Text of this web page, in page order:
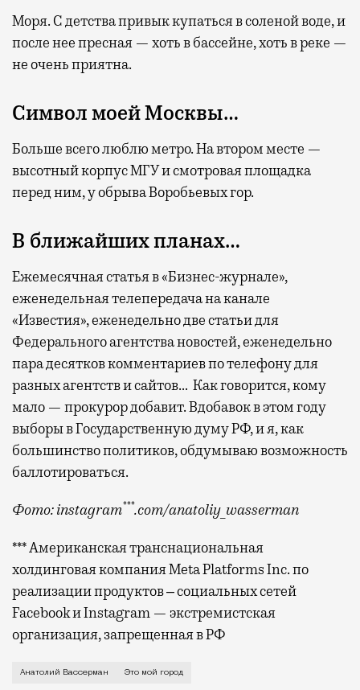
Моря. С детства привык купаться в соленой воде, и
после нее пресная — хоть в бассейне, хоть в реке —
не очень приятна.
Символ моей Москвы…
Больше всего люблю метро. На втором месте —
высотный корпус МГУ и смотровая площадка
перед ним, у обрыва Воробьевых гор.
В ближайших планах…
Ежемесячная статья в «Бизнес-журнале»,
еженедельная телепередача на канале
«Известия», еженедельно две статьи для
Федерального агентства новостей, еженедельно
пара десятков комментариев по телефону для
разных агентств и сайтов… Как говорится, кому
мало — прокурор добавит. Вдобавок в этом году
выборы в Государственную думу РФ, и я, как
большинство политиков, обдумываю возможность
баллотироваться.
Фото: instagram***.com/anatoliy_wasserman
*** Американская транснациональная
холдинговая компания Meta Platforms Inc. по
реализации продуктов ‒ социальных сетей
Facebook и Instagram — экстремистская
организация, запрещенная в РФ
Анатолий Вассерман Это мой город